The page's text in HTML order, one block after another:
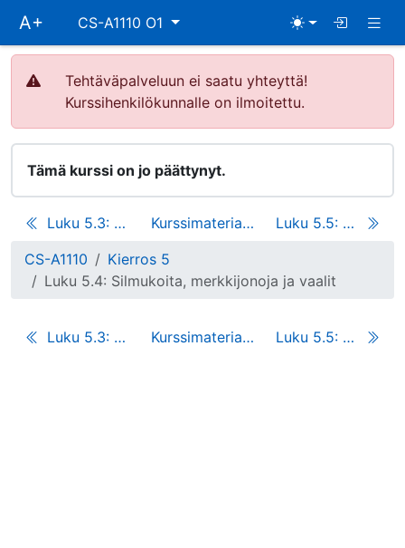
Ohita
päävalikko
A+ CS-A1110 O1
Tehtäväpalveluun ei saatu yhteyttä!
Kurssihenkilökunnalle on ilmoitettu.
Tämä kurssi on jo päättynyt.
Luku 5.3: Silmukoita Kurssimateriaali
Luku 5.5: Funktioita parametreina
CS-A1110
Kierros 5
Luku 5.4: Silmukoita, merkkijonoja ja vaalit
Luku 5.3: Silmukoita Kurssimateriaali Luku 5.5: Funktioita parametreina